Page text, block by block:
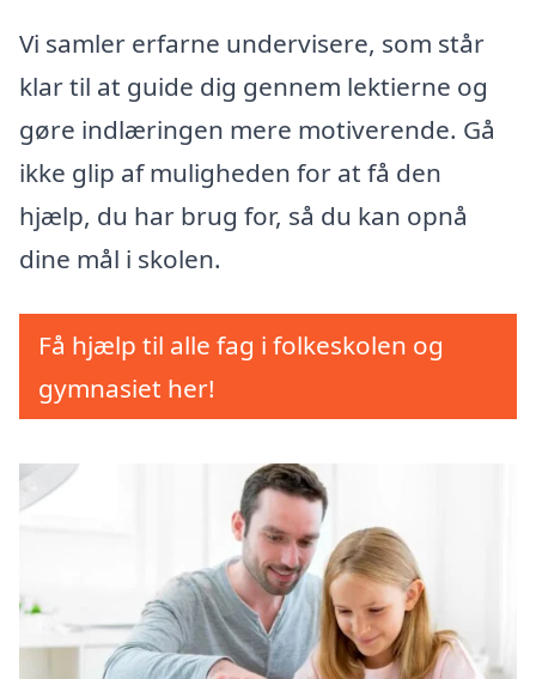
Vi samler erfarne undervisere, som står
klar til at guide dig gennem lektierne og
gøre indlæringen mere motiverende. Gå
ikke glip af muligheden for at få den
hjælp, du har brug for, så du kan opnå
dine mål i skolen.
Få hjælp til alle fag i folkeskolen og
gymnasiet her!